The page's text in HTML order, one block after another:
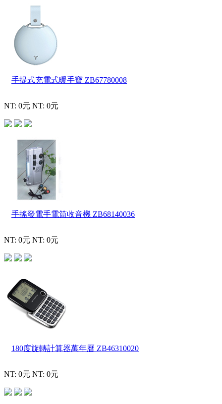
手提式充電式暖手寶 ZB67780008
NT: 0元 NT: 0元
手搖發電手電筒收音機 ZB68140036
NT: 0元 NT: 0元
180度旋轉計算器萬年曆 ZB46310020
NT: 0元 NT: 0元